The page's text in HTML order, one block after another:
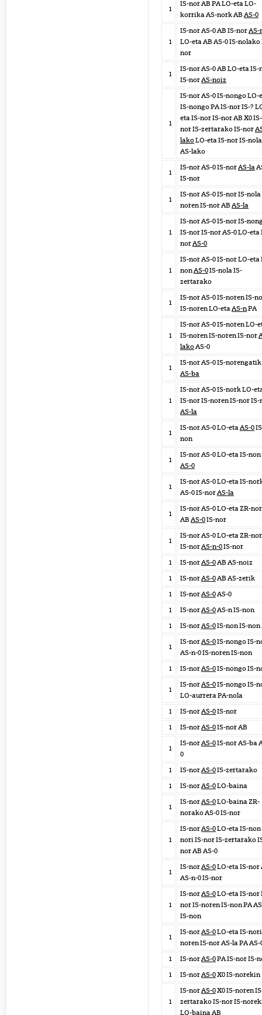
1
IS-nor AB PA LO-eta LO-
korrika AS-nork AB AS-0
1
IS-nor AS-0 AB IS-norAS-
LO-eta AB AS-0 IS-nolako
nor
1
IS-nor AS-0 AB LO-eta IS-
IS-norAS-noiz
1
IS-nor AS-0 IS-nongo LO-
IS-nongo PA IS-nor IS-?
eta IS-nor IS-nor AB X0 IS-
nor IS-zertarako IS-nor
lakoLO-eta IS-nor IS-nola
AS-lako
1
IS-nor AS-0 IS-norAS-la
IS-nor
1
IS-nor AS-0 IS-nor IS-nola
noren IS-nor AB AS-la
1
IS-nor AS-0 IS-nor IS-
IS-nor IS-nor AS-0 LO-eta
norAS-0
1
IS-nor AS-0 IS-nor LO-eta
nonAS-0IS-nola IS-
zertarako
1
IS-nor AS-0 IS-noren IS-
IS-noren LO-etaAS-nPA
1
IS-nor AS-0 IS-noren LO-
IS-noren IS-noren IS-nor
lakoAS-0
1
IS-nor AS-0 IS-norengatik
AS-ba
1
IS-nor AS-0 IS-nork LO-
IS-nor IS-noren IS-nor IS-
AS-la
1
IS-nor AS-0 LO-etaAS-0
non
1
IS-nor AS-0 LO-eta IS-non
AS-0
1
IS-nor AS-0 LO-eta IS-
AS-0 IS-norAS-la
1
IS-nor AS-0 LO-eta ZR-
AB AS-0IS-nor
1
IS-nor AS-0 LO-eta ZR-
IS-norAS-n-0IS-nor
1
IS-norAS-0AB AS-noiz
1
IS-norAS-0AB AS-zerik
1
IS-norAS-0AS-0
1
IS-norAS-0AS-n IS-non
1
IS-norAS-0IS-non IS-non
1
IS-norAS-0IS-nongo IS-
AS-n-0 IS-noren IS-non
1
IS-norAS-0IS-nongo IS-
1
IS-norAS-0IS-nongo IS-
LO-aurrera PA-nola
1
IS-norAS-0IS-nor
1
IS-norAS-0IS-nor AB
1
IS-norAS-0IS-nor AS-ba
0
1
IS-norAS-0IS-zertarako
1
IS-norAS-0LO-baina
1
IS-norAS-0LO-baina ZR-
norako AS-0 IS-nor
1
IS-norAS-0LO-eta IS-non
nori IS-nor IS-zertarako
nor AB AS-0
1
IS-norAS-0LO-eta IS-nor
AS-n-0 IS-nor
1
IS-norAS-0LO-eta IS-nor
nor IS-noren IS-non PA
IS-non
1
IS-norAS-0LO-eta IS-
noren IS-nor AS-la PA AS-
1
IS-norAS-0PA IS-nor IS-
1
IS-norAS-0X0 IS-norekin
1
IS-norAS-0X0 IS-noren
zertarako IS-nor IS-
LO-baina AB